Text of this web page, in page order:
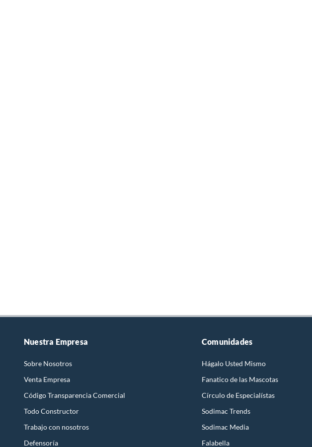
Nuestra Empresa
Sobre Nosotros
Venta Empresa
Código Transparencia Comercial
Todo Constructor
Trabajo con nosotros
Defensoría
Comunidades
Hágalo Usted Mismo
Fanatico de las Mascotas
Círculo de Especialístas
Sodimac Trends
Sodimac Media
Falabella